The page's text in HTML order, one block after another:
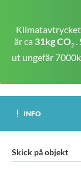
är ca 31kg CO2 .
ut ungefär
INFO
Skick på objekt